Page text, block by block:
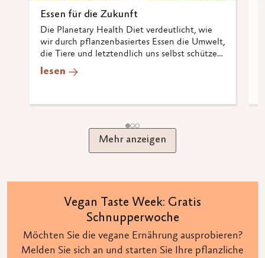
Essen für die Zukunft
Die Planetary Health Diet verdeutlicht, wie
wir durch pflanzenbasiertes Essen die Umwelt,
die Tiere und letztendlich uns selbst schützen
können.
lesen
Mehr anzeigen
Vegan Taste Week: Gratis
Schnupperwoche
Möchten Sie die vegane Ernährung ausprobieren?
Melden Sie sich an und starten Sie Ihre pflanzliche